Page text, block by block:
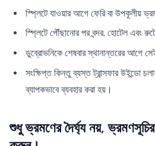
স্প্লিটে যাওয়ার আগে ফেরি বা উপকূলীয়
স্প্লিটে পৌঁছানোর পর বন্দর, হোটেল এবং
ডুব্রোভনিকে শেষবার স্থানান্তরের আগে
সংক্ষিপ্ত কিন্তু ব্যস্ত ট্রান্সফার উইন্ডো
ব্যাপকভাবে ব্যবহার করা হয়।
শুধু ভ্রমণের দৈর্ঘ্য নয়,